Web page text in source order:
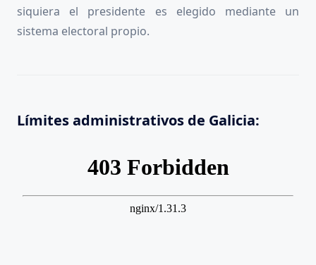
siquiera el presidente es elegido mediante un
sistema electoral propio.
Límites administrativos de Galicia: